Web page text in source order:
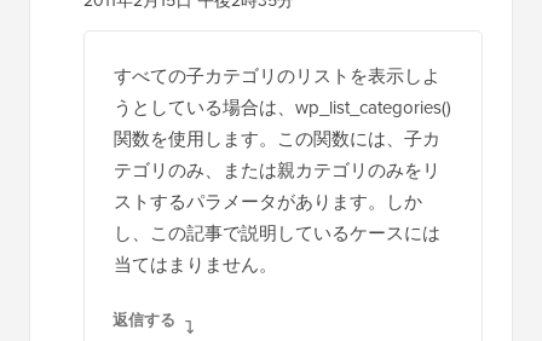
すべての子カテゴリのリストを表示しよ
うとしている場合は、wp_list_categories()
関数を使用します。この関数には、子カ
テゴリのみ、または親カテゴリのみをリ
ストするパラメータがあります。しか
し、この記事で説明しているケースには
当てはまりません。
返信する